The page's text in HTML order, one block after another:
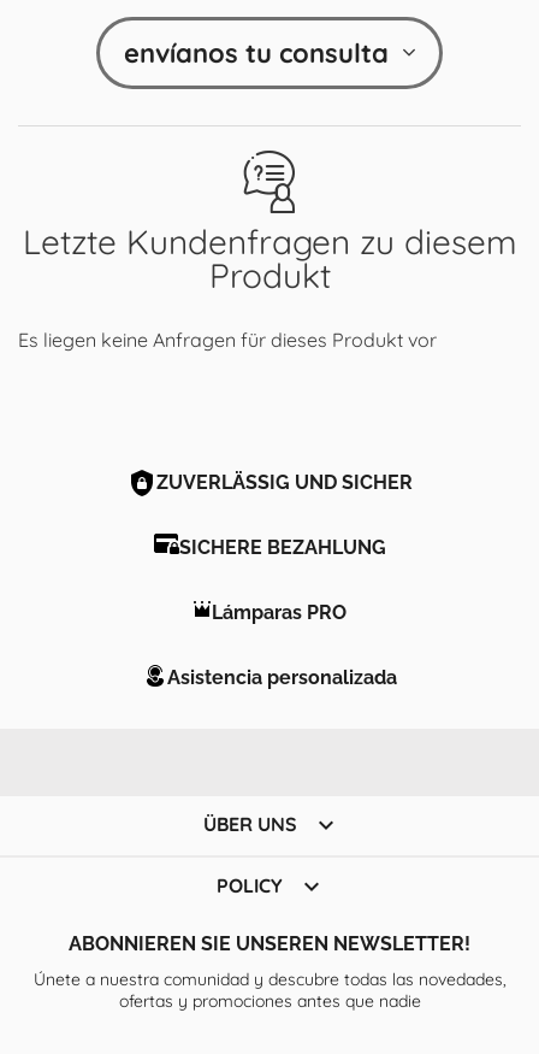
Letzte Kundenfragen zu diesem
Produkt
Es liegen keine Anfragen für dieses Produkt vor
envíanos tu consulta
ZUVERLÄSSIG UND SICHER
SICHERE BEZAHLUNG
Lámparas PRO
Asistencia personalizada
ÜBER UNS 
POLICY 
ABONNIEREN SIE UNSEREN NEWSLETTER!
Únete a nuestra comunidad y descubre todas las novedades,
ofertas y promociones antes que nadie